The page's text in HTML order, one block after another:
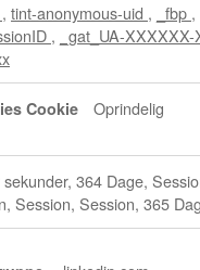
, tint-anonymous-uid , _fbp ,
, _gat_UA-XXXXXX-
Oprindelig
364 Dage,
Session, Session, 365